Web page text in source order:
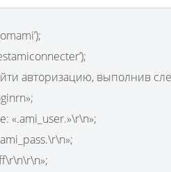
авторизацию, выполнив
«.ami_user.»\r\n»;